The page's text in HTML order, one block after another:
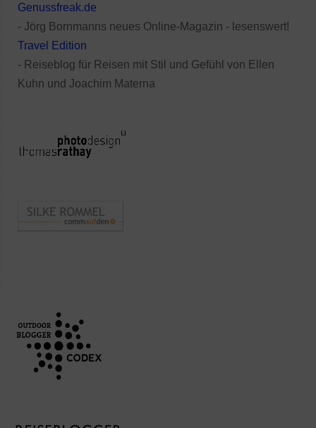
Genussfreak.de
- Jörg Bornmanns neues Online-Magazin - lesenswert!
Travel Edition
- Reiseblog für Reisen mit Stil und Gefühl von Ellen
Kuhn und Joachim Materna